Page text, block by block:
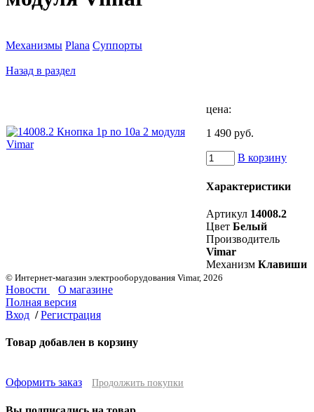
Механизмы Plana Суппорты
Назад в раздел
цена:
1 490 руб.
В корзину
Характеристики
Артикул 14008.2
Цвет Белый
Производитель
Vimar
Механизм Клавиши
© Интернет-магазин электрооборудования Vimar, 2026
Новости
О магазине
Полная версия
Вход / Регистрация
Товар добавлен в корзину
Оформить заказ Продолжить покупки